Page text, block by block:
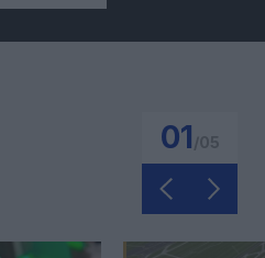
01